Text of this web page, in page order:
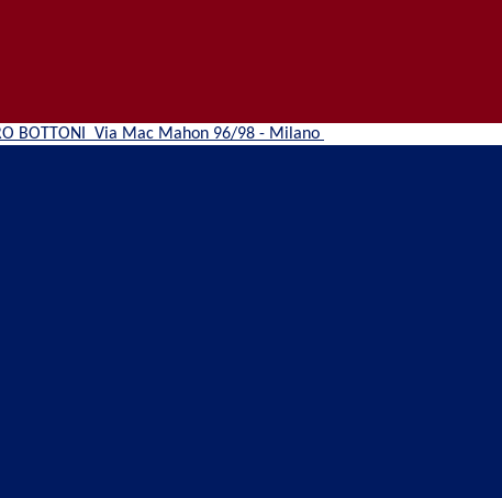
BOTTONI Via Mac Mahon 96/98 - Milano